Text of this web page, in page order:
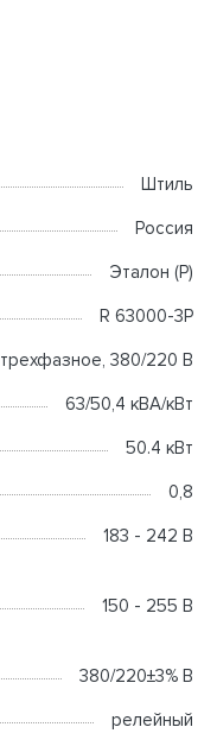
Штиль
Россия
Эталон (P)
R 63000-3P
трехфазное, 380/220 В
63/50,4 кВА/кВт
50.4 кВт
0,8
183 - 242 В
150 - 255 В
380/220±3% В
релейный